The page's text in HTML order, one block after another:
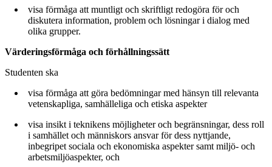
visa förmåga att muntligt och skriftligt redogöra för och
diskutera information, problem och lösningar i dialog med
olika grupper.
Värderingsförmåga och förhållningssätt
Studenten ska
visa förmåga att göra bedömningar med hänsyn till relevanta
vetenskapliga, samhälleliga och etiska aspekter
visa insikt i teknikens möjligheter och begränsningar, dess roll
i samhället och människors ansvar för dess nyttjande,
inbegripet sociala och ekonomiska aspekter samt miljö- och
arbetsmiljöaspekter, och